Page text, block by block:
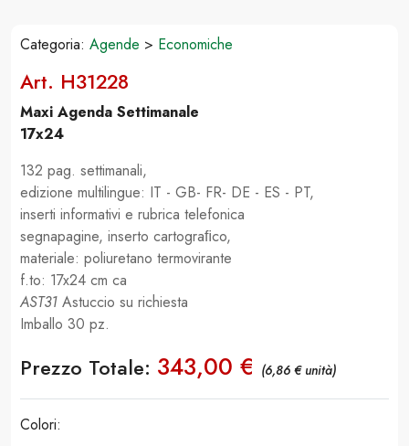
Categoria: Agende > Economiche
Art. H31228
Maxi Agenda Settimanale
17x24
132 pag. settimanali,
edizione multilingue: IT - GB- FR- DE - ES - PT,
inserti informativi e rubrica telefonica
segnapagine, inserto cartograﬁco,
materiale: poliuretano termovirante
f.to: 17x24 cm ca
AST31 Astuccio su richiesta
Imballo 30 pz.
Prezzo Totale: 343,00 € (6,86 € unità)
Colori: